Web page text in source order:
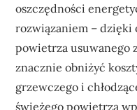
oszczędności
rozwiązaniem – dzięki
powietrza usuwanego
znacznie obniżyć
grzewczego i
świeżego powietrza